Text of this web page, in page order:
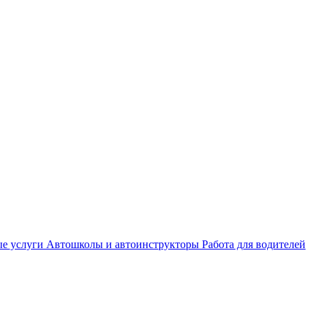
услуги Автошколы и автоинструкторы Работа для водителей